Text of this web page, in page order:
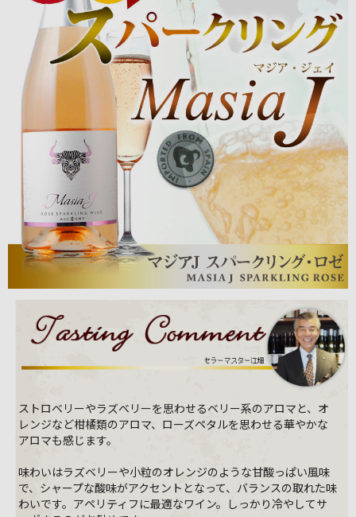
ストロベリーやラズベリーを思わせるベリー系のアロマと、オ
レンジなど柑橘類のアロマ、ローズペタルを思わせる華やかな
アロマも感じます。
味わいはラズベリーや小粒のオレンジのような甘酸っぱい風味
で、シャープな酸味がアクセントとなって、バランスの取れた味
わいです。アペリティフに最適なワイン。しっかり冷やしてサ